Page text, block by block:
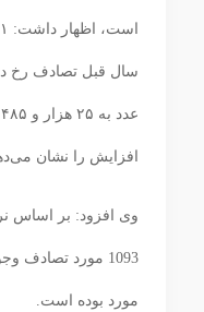
سال قبل تصادف رخ
افزایش را نشان
وی افزود: بر اساس
مورد بوده است.